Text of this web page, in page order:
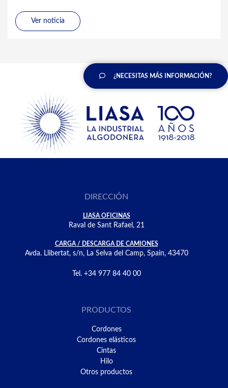
Ver noticia
¿NECESITAS MÁS INFORMACIÓN?
DIRECCIÓN
LIASA OFICINAS
Raval de Sant Rafael, 21
CARGA / DESCARGA DE CAMIONES
Avda. Llibertat, s/n, La Selva del Camp, Spain, 43470
Tel. +34 977 84 40 00
PRODUCTOS
Cordones
Cordones elásticos
Cintas
Hilo
Otros productos